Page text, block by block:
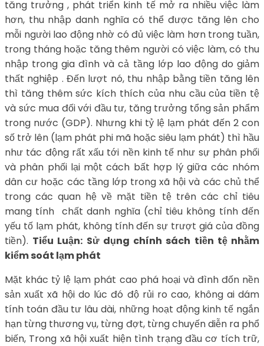
tăng trưởng , phát triển kinh tế mở ra nhiều việc làm
hơn, thu nhập danh nghĩa có thể được tăng lên cho
mỗi người lao động nhờ có đủ việc làm hơn trong tuần,
trong tháng hoặc tăng thêm người có việc làm, có thu
nhập trong gia đình và cả tầng lớp lao động do giảm
thất nghiệp . Đến lượt nó, thu nhập bằng tiền tăng lên
thì tăng thêm sức kích thích của nhu cầu của tiền tệ
và sức mua đối với đầu tư, tăng trưởng tổng sản phẩm
trong nước (GDP). Nhưng khi tỷ lệ lạm phát đến 2 con
số trở lên (lạm phát phi mã hoặc siêu lạm phát) thì hầu
như tác động rất xấu tới nền kinh tế như sự phân phối
và phân phối lại một cách bất hợp lý giữa các nhóm
dân cư hoặc các tầng lớp trong xã hội và các chủ thể
trong các quan hệ về mặt tiền tệ trên các chỉ tiêu
mang tính chất danh nghĩa (chỉ tiêu không tính đến
yếu tố lạm phát, không tính đến sự trượt giá của đồng
tiền). Tiểu Luận: Sử dụng chính sách tiền tệ nhằm
kiểm soát lạm phát
Mặt khác tỷ lệ lạm phát cao phá hoại và đình đốn nền
sản xuất xã hội do lúc đó độ rủi ro cao, không ai dám
tính toán đầu tư lâu dài, những hoạt động kinh tế ngắn
hạn từng thương vụ, từng đợt, từng chuyến diễn ra phổ
biến, Trong xã hội xuất hiện tình trạng đầu cơ tích trữ,